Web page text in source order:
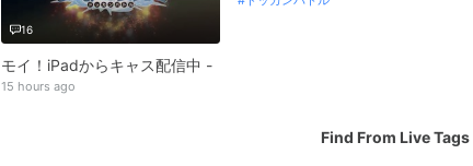
16
モイ！iPadからキャス配信中 -
15 hours ago
Find From Live Tags